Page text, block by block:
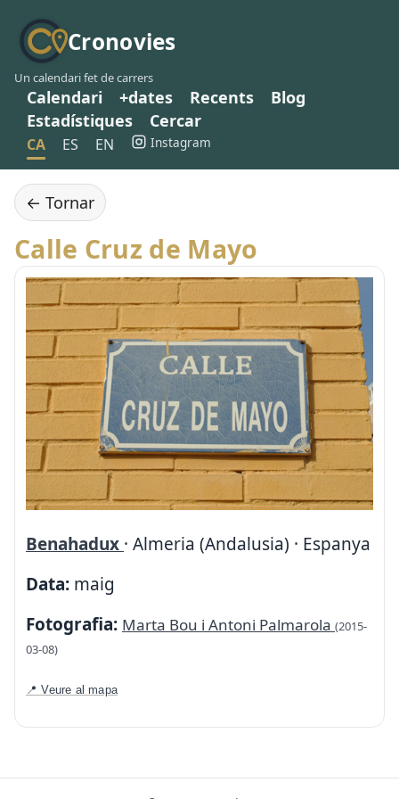
Cronovies
Un calendari fet de carrers
Calendari +dates Recents
Blog
Estadístiques
Cercar
CA ES EN Instagram
← Tornar
Calle Cruz de Mayo
Benahadux · Almeria (Andalusia) · Espanya
Data: maig
Fotografia: Marta Bou i Antoni Palmarola (2015-
03-08)
📍 Veure al mapa